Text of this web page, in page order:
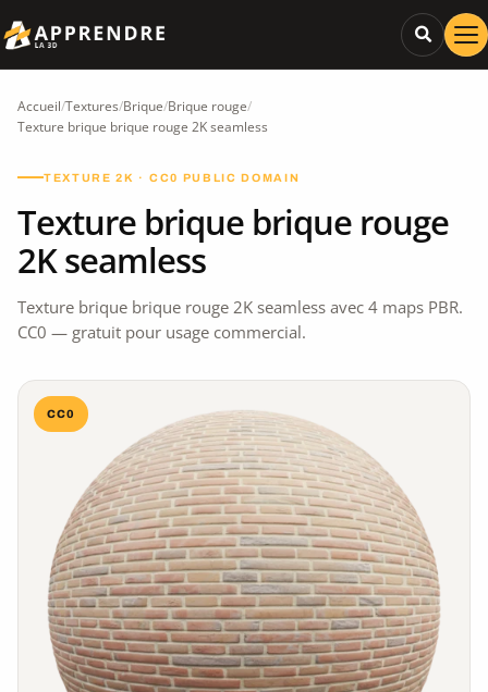
Accueil/Textures/Brique/Brique rouge/
Texture brique brique rouge 2K seamless
TEXTURE 2K · CC0 PUBLIC DOMAIN
Texture brique brique rouge
2K seamless
Texture brique brique rouge 2K seamless avec 4 maps PBR.
CC0 — gratuit pour usage commercial.
CC0